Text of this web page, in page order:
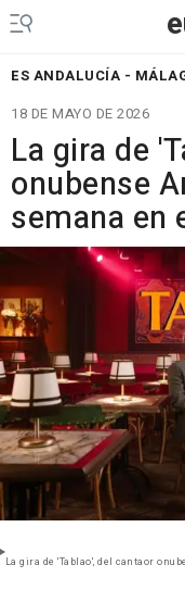
ES ANDALUCÍA -
18 DE MAYO DE 2026
La gira de
onubense
semana en
La gira de 'Tablao', del cantaor